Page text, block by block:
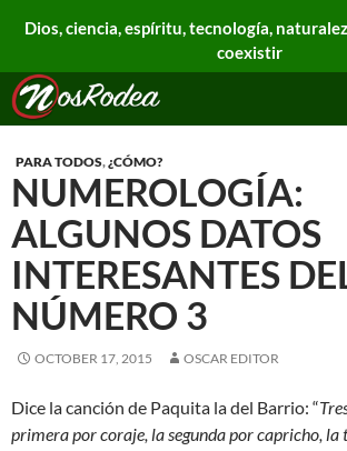
Dios, ciencia, espíritu, tecnología,
coexistir
Nos Rodea
Search
PARA TODOS,¿CÓMO?
NUMEROLOGÍA:
ALGUNOS DATOS
INTERESANTES
NÚMERO 3
OCTOBER 17, 2015 OSCAR EDITOR
Dice la canción de Paquita la del Barrio: “
primera por coraje, la segunda por capricho, la